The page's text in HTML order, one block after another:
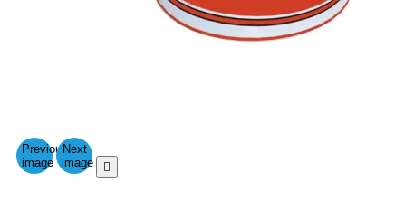
Previous
image
Next
image
